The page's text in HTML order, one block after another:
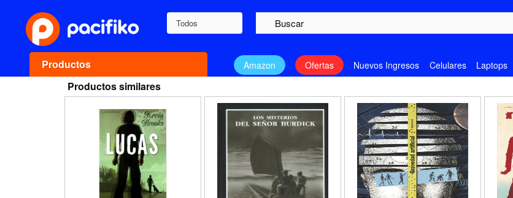
Todos
Productos Amazon Ofertas Nuevos Ingresos Celulares Laptops
Productos similares